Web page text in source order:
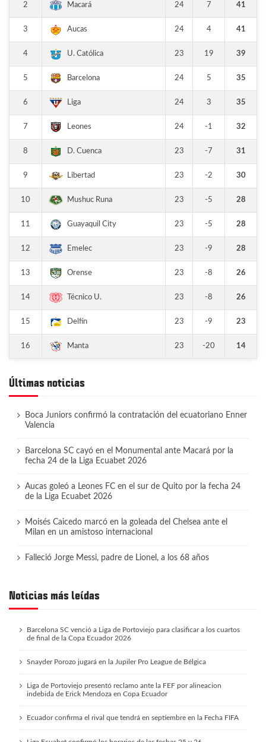
2 Macará 24 7 41
3 Aucas 24 4 41
4 U. Católica 23 19 39
5 Barcelona 24 5 35
6 Liga 24 3 35
7 Leones 24 -1 32
8 D. Cuenca 23 -7 31
9 Libertad 23 -2 30
10 Mushuc Runa 23 -5 28
11 Guayaquil City 23 -5 28
12 Emelec 23 -9 28
13 Orense 23 -8 26
14 Técnico U. 23 -8 26
15 Delfín 23 -9 23
16 Manta 23 -20 14
Últimas noticias
Boca Juniors confirmó la contratación del ecuatoriano Enner
Valencia
Barcelona SC cayó en el Monumental ante Macará por la
fecha 24 de la Liga Ecuabet 2026
Aucas goleó a Leones FC en el sur de Quito por la fecha 24
de la Liga Ecuabet 2026
Moisés Caicedo marcó en la goleada del Chelsea ante el
Milan en un amistoso internacional
Falleció Jorge Messi, padre de Lionel, a los 68 años
Noticias más leídas
Barcelona SC venció a Liga de Portoviejo para clasificar a los cuartos
de final de la Copa Ecuador 2026
Snayder Porozo jugará en la Jupiler Pro League de Bélgica
Liga de Portoviejo presentó reclamo ante la FEF por alineacion
indebida de Erick Mendoza en Copa Ecuador
Ecuador confirma el rival que tendrá en septiembre en la Fecha FIFA